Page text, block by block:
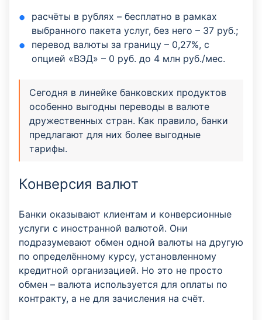
расчёты в рублях – бесплатно в рамках
выбранного пакета услуг, без него – 37 руб.;
перевод валюты за границу – 0,27%, с
опцией «ВЭД» – 0 руб. до 4 млн руб./мес.
Сегодня в линейке банковских продуктов
особенно выгодны переводы в валюте
дружественных стран. Как правило, банки
предлагают для них более выгодные
тарифы.
Конверсия валют
Банки оказывают клиентам и конверсионные
услуги с иностранной валютой. Они
подразумевают обмен одной валюты на другую
по определённому курсу, установленному
кредитной организацией. Но это не просто
обмен – валюта используется для оплаты по
контракту, а не для зачисления на счёт.